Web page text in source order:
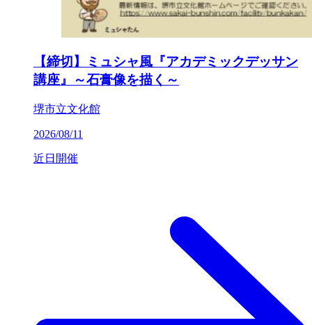
【締切】ミュシャ風『アカデミックデッサン
講座』～石膏像を描く～
堺市立文化館
2026/08/11
近日開催